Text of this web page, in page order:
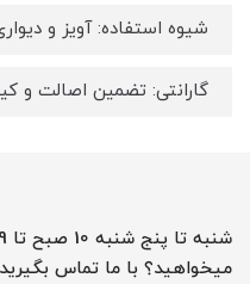
شیوه استفاده: آویز و
گارانتی: تضمین اصالت و
میخواهید؟ با ما تماس